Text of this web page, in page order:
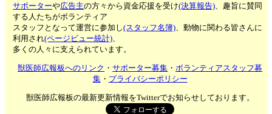
サポーターや広告主の方々から資金応援を受け(決算報告)、趣旨に賛同
する人たちがボランティア
スタッフとなって運営に参加し(スタッフ名簿)、動物に関わる皆さんに
利用され(ページビュー統計)、
多くの人々に支えられています。
獣医師広報板へのリンク ・サポーター募集 ・ボランティアスタッフ募
集・ プライバシーポリシー
獣医師広報板の最新更新情報をTwitterでお知らせしております。